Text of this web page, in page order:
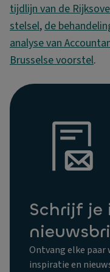
tijdlijn van de
stelsel,de
analyse van
Brusselse voorstel.
Schrijf je
Ontvang elke
inspiratie en